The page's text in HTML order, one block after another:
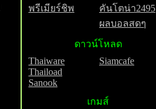
พรีเมียร์ชิพ
คันโตน่า2495
ผลบอลสดๆ
ดาวน์โหลด
Thaiware
Thaiload
Sanook
Siamcafe
เกมส์